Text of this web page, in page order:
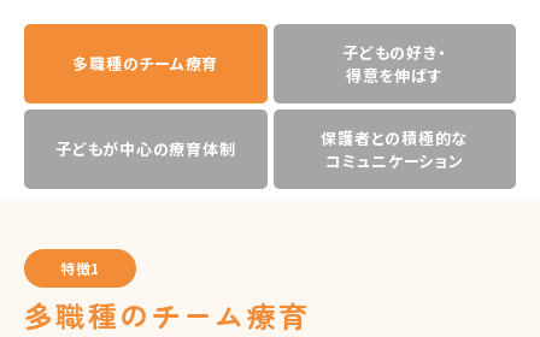
多職種のチーム療育
子どもの好き・
得意を伸ばす
子どもが中心の療育体制
保護者との積極的な
コミュニケーション
特徴1
多職種のチーム療育